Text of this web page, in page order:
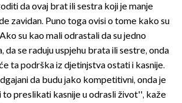
da ovaj brat ili sestra koji je manje
zavidan. Puno toga ovisi o tome kako su
su kao mali odrastali da su jedno
da se raduju uspjehu brata ili sestre, onda
ta podrška iz djetinjstva ostati i kasnije.
da budu jako kompetitivni, onda je
to preslikati kasnije u odrasli život'', kaže